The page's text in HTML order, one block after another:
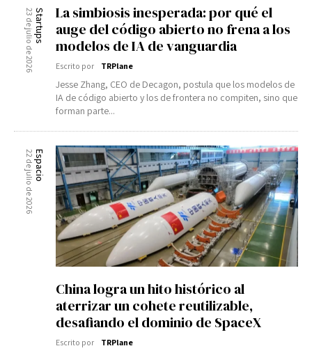
Startups
23 de julio de 2026
La simbiosis inesperada: por qué el
auge del código abierto no frena a los
modelos de IA de vanguardia
Escrito por TRPlane
Jesse Zhang, CEO de Decagon, postula que los modelos de
IA de código abierto y los de frontera no compiten, sino que
forman parte...
Espacio
22 de julio de 2026
China logra un hito histórico al
aterrizar un cohete reutilizable,
desafiando el dominio de SpaceX
Escrito por TRPlane